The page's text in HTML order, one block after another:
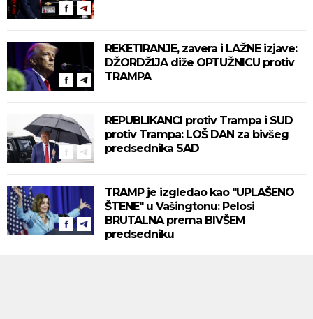
REKETIRANJE, zavera i LAŽNE izjave:
DŽORDŽIJA diže OPTUŽNICU protiv
TRAMPA
REPUBLIKANCI protiv Trampa i SUD
protiv Trampa: LOŠ DAN za bivšeg
predsednika SAD
TRAMP je izgledao kao "UPLAŠENO
ŠTENE" u Vašingtonu: Pelosi
BRUTALNA prema BIVŠEM
predsedniku